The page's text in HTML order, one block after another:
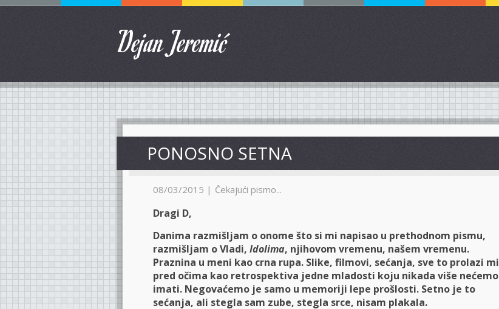
Dejan Jeremić
PONOSNO SETNA
08/03/2015 | Čekajući pismo...
Dragi D,
Danima razmišljam o onome što si mi napisao u prethodnom pismu,
razmišljam o Vladi, Idolima, njihovom vremenu, našem vremenu.
Praznina u meni kao crna rupa. Slike, filmovi, sećanja, sve to prolazi mi
pred očima kao retrospektiva jedne mladosti koju nikada više nećemo
imati. Negovaćemo je samo u memoriji lepe prošlosti. Setno je to
sećanja, ali stegla sam zube, stegla srce, nisam plakala.